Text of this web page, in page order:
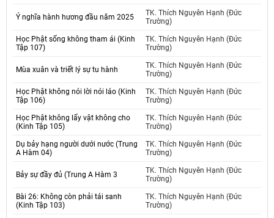
Ý nghĩa hành hương đầu năm 2025
TK. Thích Nguyên Hạnh (Đức
Trường)
Học Phật sống không tham ái (Kinh
Tập 107)
TK. Thích Nguyên Hạnh (Đức
Trường)
Mùa xuân và triết lý sự tu hành
TK. Thích Nguyên Hạnh (Đức
Trường)
Học Phật không nói lời nói láo (Kinh
Tập 106)
TK. Thích Nguyên Hạnh (Đức
Trường)
Học Phật không lấy vật không cho
(Kinh Tập 105)
TK. Thích Nguyên Hạnh (Đức
Trường)
Dụ bảy hạng người dưới nước (Trung
A Hàm 04)
TK. Thích Nguyên Hạnh (Đức
Trường)
Bảy sự đầy đủ (Trung A Hàm 3
TK. Thích Nguyên Hạnh (Đức
Trường)
Bài 26: Không còn phải tái sanh
(Kinh Tập 103)
TK. Thích Nguyên Hạnh (Đức
Trường)